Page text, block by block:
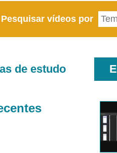
Pesquisar vídeos por
de estudo